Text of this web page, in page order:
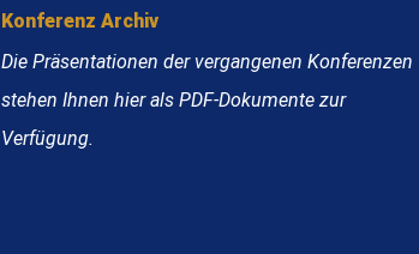
Konferenz Archiv
Die Präsentationen der vergangenen Konferenzen
stehen Ihnen hier als PDF-Dokumente zur
Verfügung.